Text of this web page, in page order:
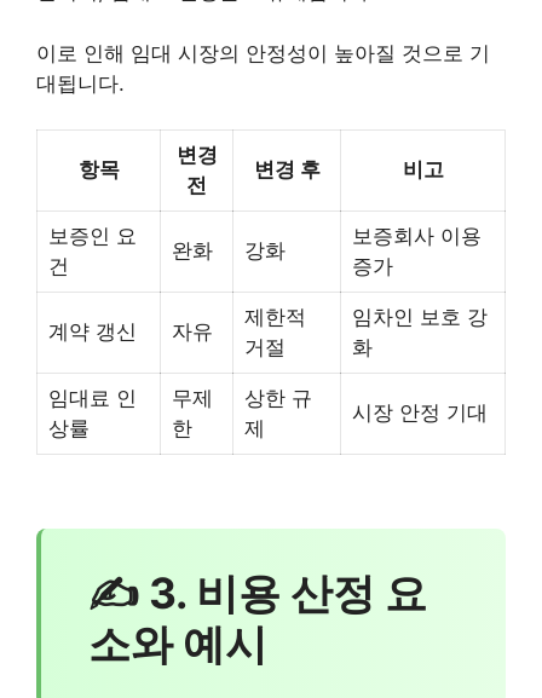
이로 인해 임대 시장의 안정성이 높아질 것으로 기
대됩니다.
항목
변경
전
변경 후 비고
보증인 요
건
완화 강화
보증회사 이용
증가
계약 갱신 자유
제한적
거절
임차인 보호 강
화
임대료 인
상률
무제
한
상한 규
제
시장 안정 기대
✍ 3. 비용 산정 요
소와 예시